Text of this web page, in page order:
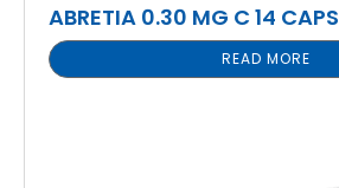
ABRETIA 0.30 MG C 14 CAPS
READ MORE